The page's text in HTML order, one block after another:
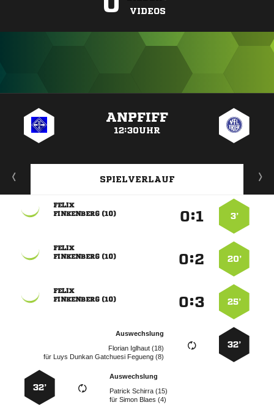
VIDEOS
ANPFIFF
12:30UHR
SPIELVERLAUF
3’
:

 
20’
:

 
25’
:

 
32’
Auswechslung
  
für     
Auswechslung
  
für  
32’